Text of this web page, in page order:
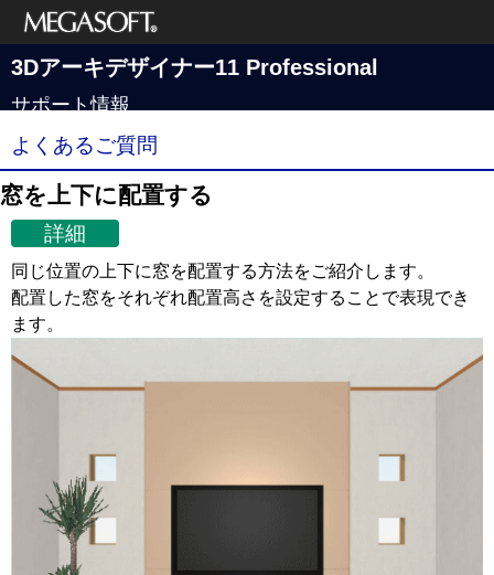
メガソフト株式
会社
3Dアーキデザイナー11 Professional
サポート情報
よくあるご質問
窓を上下に配置する
詳細
同じ位置の上下に窓を配置する方法をご紹介します。
配置した窓をそれぞれ配置高さを設定することで表現でき
ます。